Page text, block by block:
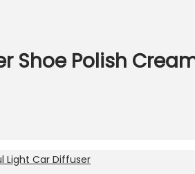
Shoe Polish